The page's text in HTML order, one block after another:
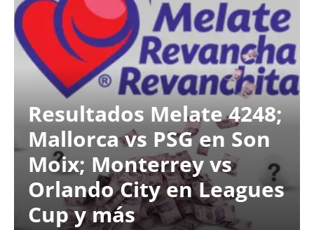
Resultados Melate 4248;
Mallorca vs PSG en Son
Moix; Monterrey vs
Orlando City en Leagues
Cup y más